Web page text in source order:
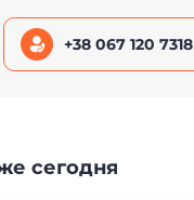
+38 067 120 7318
сегодня